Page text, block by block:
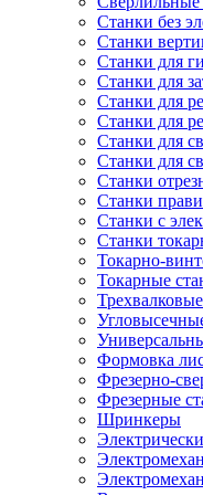
Станки без
Станки
Станки для
Станки для
Станки для
Станки для
Станки для
Станки для
Станки
Станки
Станки с
Станки
Токарно-
Токарные
Формовка
Фрезерно-
Фрезерные
Шринкеры